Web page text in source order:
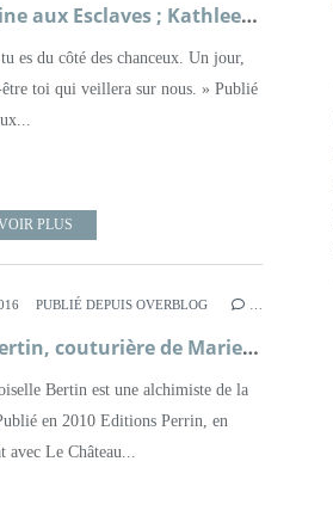
La Colline aux Esclaves ; Kathleen Grissom
es du côté des chanceux. Un jour,
être toi qui veillera sur nous. » Publié
PLUS
PUBLIÉ DEPUIS OVERBLOG
Rose Bertin, couturière de Marie-Antoinette ; Michelle Sapori
Bertin est une alchimiste de la
en 2010 Editions Perrin, en
avec Le Château...